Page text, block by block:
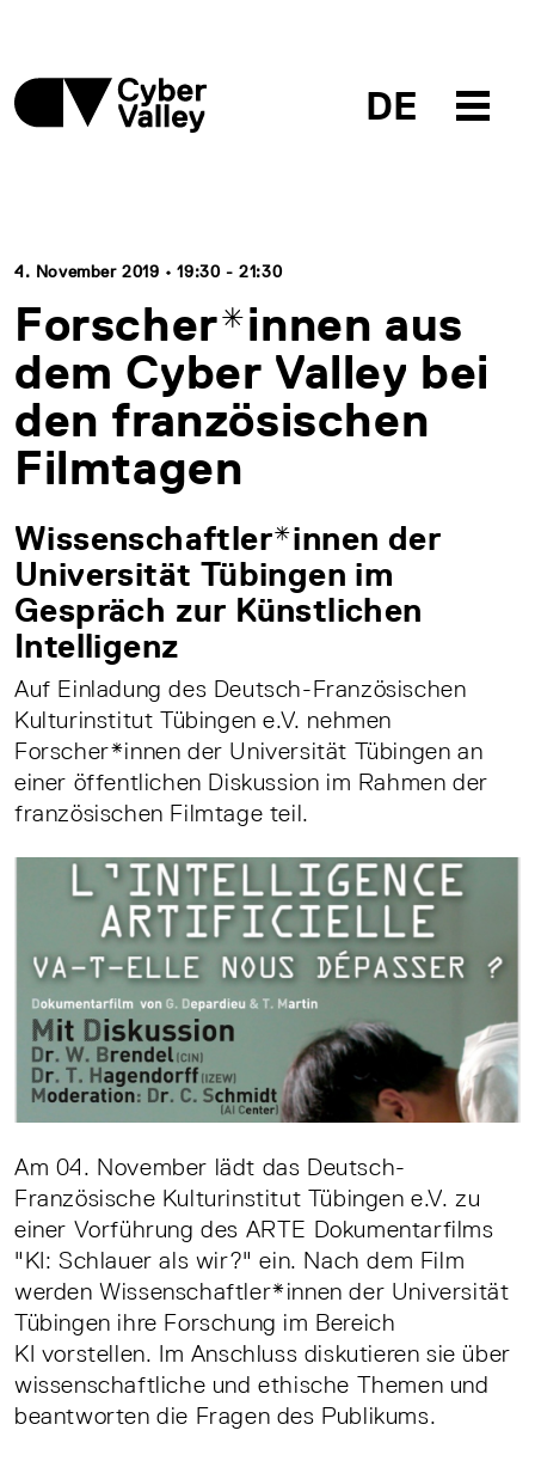
DE
4. November 2019 • 19:30 - 21:30
Forscher*innen aus
dem Cyber Valley bei
den französischen
Filmtagen
Wissenschaftler*innen der
Universität Tübingen im
Gespräch zur Künstlichen
Intelligenz
Auf Einladung des Deutsch-Französischen
Kulturinstitut Tübingen e.V. nehmen
Forscher*innen der Universität Tübingen an
einer öffentlichen Diskussion im Rahmen der
französischen Filmtage teil.
Am 04. November lädt das Deutsch-
Französische Kulturinstitut Tübingen e.V. zu
einer Vorführung des ARTE Dokumentarfilms
"KI: Schlauer als wir?" ein. Nach dem Film
werden Wissenschaftler*innen der Universität
Tübingen ihre Forschung im Bereich
KI vorstellen. Im Anschluss diskutieren sie über
wissenschaftliche und ethische Themen und
beantworten die Fragen des Publikums.